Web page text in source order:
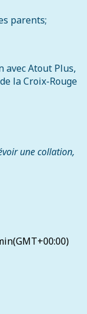
parents;
Atout Plus,
la Croix-Rouge
une collation,
(GMT+00:00)